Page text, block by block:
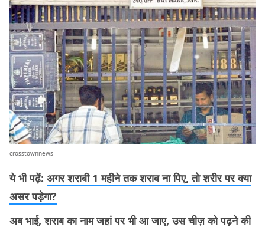
crosstownnews
ये भी पढ़ें: अगर शराबी 1 महीने तक शराब ना पिए, तो शरीर पर क्या
असर पड़ेगा?
अब भाई, शराब का नाम जहां पर भी आ जाए, उस चीज़ को पढ़ने की